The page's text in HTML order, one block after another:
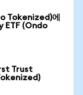
Tokenized)에
ETF (Ondo
Trust